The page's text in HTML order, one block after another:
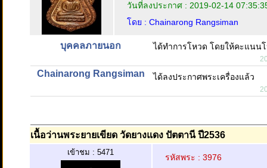
วันที่ลงประกาศ : 2019-02-14
โดย : Chainarong Rangsiman
บุคคลภายนอก ได้ทำการโหวด โดยให้คะแนน
Chainarong Rangsiman ได้ลงประกาศพระเครื่องแล้ว
เนื้อว่านพระยายเขียด วัดยางแดง ปัตตานี ปี2536
เข้าชม : 5471
รหัสพระ : 3976